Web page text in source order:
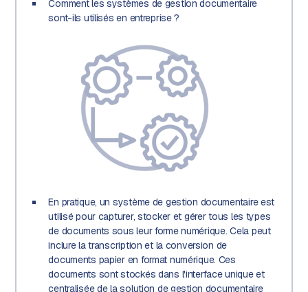
Comment les systèmes de gestion documentaire
sont-ils utilisés en entreprise ?
En pratique, un système de gestion documentaire est
utilisé pour capturer, stocker et gérer tous les types
de documents sous leur forme numérique. Cela peut
inclure la transcription et la conversion de
documents papier en format numérique. Ces
documents sont stockés dans l'interface unique et
centralisée de la solution de gestion documentaire